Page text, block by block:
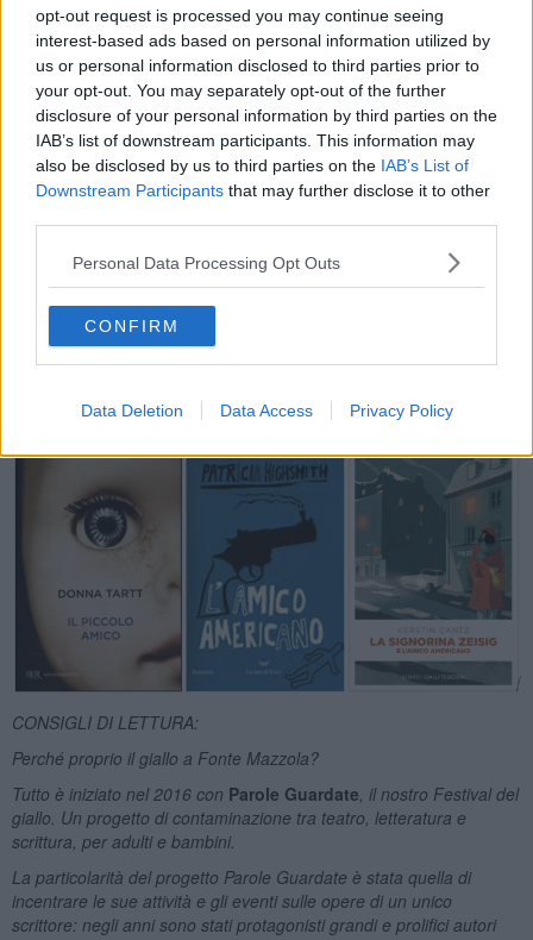
opt-out request is processed you may continue seeing
interest-based ads based on personal information utilized by
us or personal information disclosed to third parties prior to
your opt-out. You may separately opt-out of the further
disclosure of your personal information by third parties on the
IAB’s list of downstream participants. This information may
also be disclosed by us to third parties on the IAB’s List of
Downstream Participants that may further disclose it to other
Personal Data Processing Opt Outs
CONFIRM
Data Deletion Data Access Privacy Policy
una soffiata anonima che porta Elke Zeisig a casa di un ufficiale
americano per indagare su presunti maltrattamenti al figlio adottivo.
Ma la notizia degli spari a John F. Kennedy sconvolge gli animi e
l'indagine viene sospesa ancora prima di essere cominciata. Ma
quando arriva la notizia della morte del bambino, Elke si dedica
anima e corpo a scoprire cosa è accaduto. Nel frattempo, in un
campo fuori Monaco viene ritrovato il corpo di un soldato
afroamericano. Che si tratti di un omicidio razziale? Anche questa
Tante le tipologie di amicizie, tanti i libri che ne parlano, moltissime
le volte che usiamo la parola “amico”. Ma niente dura se non è
custodito e l’amicizia ha bisogno di nutrimento, di cure, di tempo.
Quindi diteci: siete veramente un vero amico per qualcuno?
A cura dello Staff della Biblioteca Fonte Mazzola di Peccioli
CONSIGLI DI LETTURA:
Perché proprio il giallo a Fonte Mazzola?
Tutto è iniziato nel 2016 con Parole Guardate , il nostro Festival del
giallo. Un progetto di contaminazione tra teatro, letteratura e
scrittura, per adulti e bambini.
La particolarità del progetto Parole Guardate è stata quella di
incentrare le sue attività e gli eventi sulle opere di un unico
scrittore: negli anni sono stati protagonisti grandi e prolifici autori